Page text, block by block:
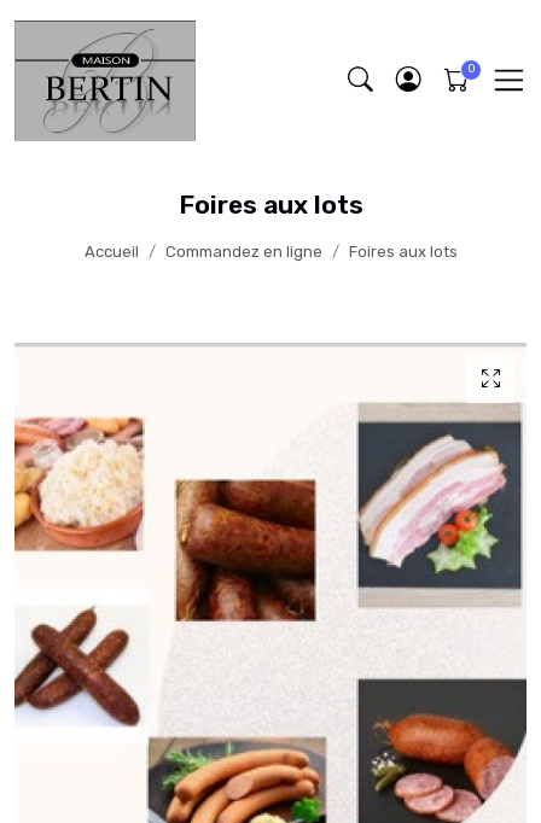
Foires aux lots
Accueil Commandez en ligne Foires aux lots